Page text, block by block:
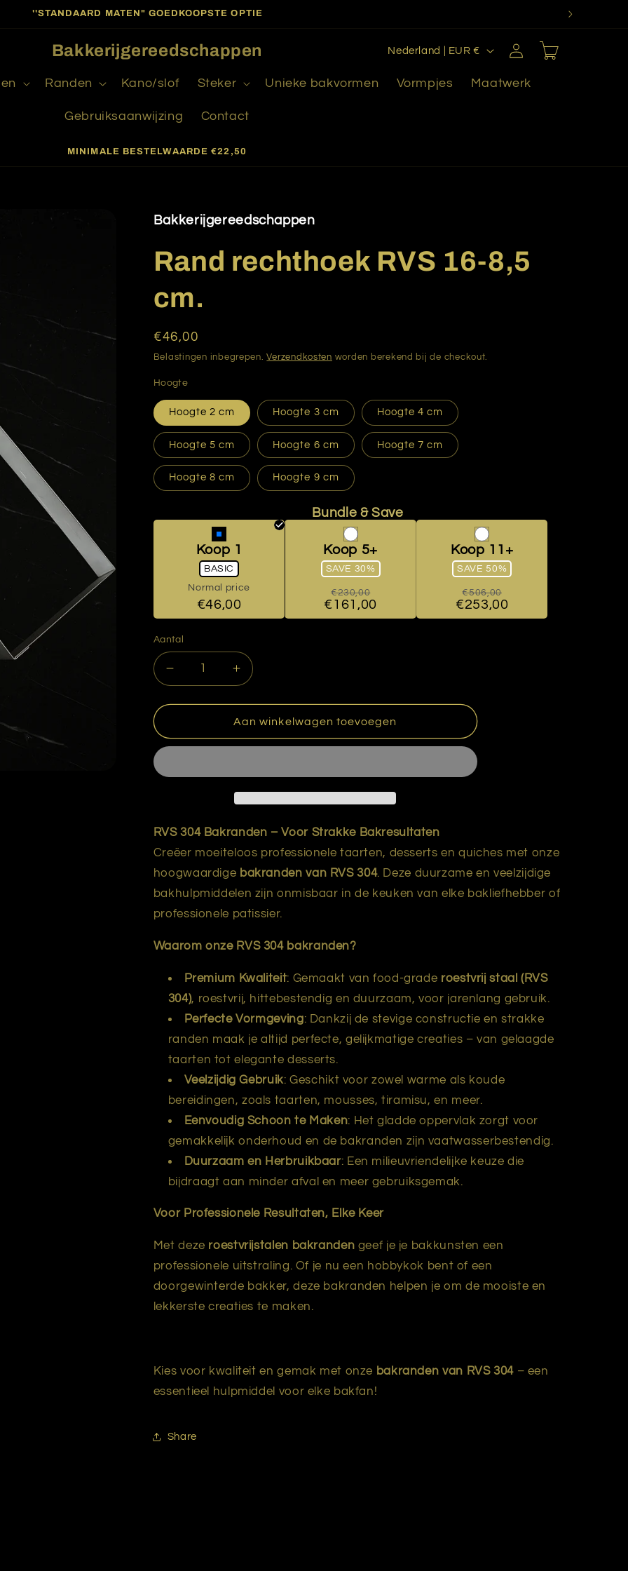
''STANDAARD MATEN" GOEDKOOPSTE OPTIE
Bakkerijgereedschappen
Randen Kano/slof Steker Unieke bakvormen Vormpjes Maatwerk
Gebruiksaanwijzing Contact
L
Nederland | EUR € InloggenWinkelwagen
MINIMALE BESTELWAARDE €22,50
Bakkerijgereedschappen
Rand rechthoek RVS 16-8,5
cm.
Normale
prijs
€46,00
Belastingen inbegrepen.Verzendkosten worden berekend bij de checkout.
Hoogte
Hoogte 2 cm Hoogte 3 cm Hoogte 4 cm
Hoogte 5 cm Hoogte 6 cm Hoogte 7 cm
Hoogte 8 cm Hoogte 9 cm
Aantal
Aantal
verlagen
voor
rechthoek
Aantal
verhogen
voor
Rand
rechthoek
Aan winkelwagen toevoegen
RVS 304 Bakranden – Voor Strakke Bakresultaten
Creëer moeiteloos professionele taarten, desserts en quiches met onze
hoogwaardige bakranden van RVS 304. Deze duurzame en veelzijdige
bakhulpmiddelen zijn onmisbaar in de keuken van elke bakliefhebber of
professionele patissier.
Waarom onze RVS 304 bakranden?
Premium Kwaliteit: Gemaakt van food-grade roestvrij staal (RVS
304), roestvrij, hittebestendig en duurzaam, voor jarenlang gebruik.
Perfecte Vormgeving: Dankzij de stevige constructie en strakke
randen maak je altijd perfecte, gelijkmatige creaties – van gelaagde
taarten tot elegante desserts.
Veelzijdig Gebruik: Geschikt voor zowel warme als koude
bereidingen, zoals taarten, mousses, tiramisu, en meer.
Eenvoudig Schoon te Maken: Het gladde oppervlak zorgt voor
gemakkelijk onderhoud en de bakranden zijn vaatwasserbestendig.
Duurzaam en Herbruikbaar: Een milieuvriendelijke keuze die
bijdraagt aan minder afval en meer gebruiksgemak.
Voor Professionele Resultaten, Elke Keer
Met deze roestvrijstalen bakranden geef je je bakkunsten een
professionele uitstraling. Of je nu een hobbykok bent of een
doorgewinterde bakker, deze bakranden helpen je om de mooiste en
lekkerste creaties te maken.
Kies voor kwaliteit en gemak met onze bakranden van RVS 304– een
essentieel hulpmiddel voor elke bakfan!
Share